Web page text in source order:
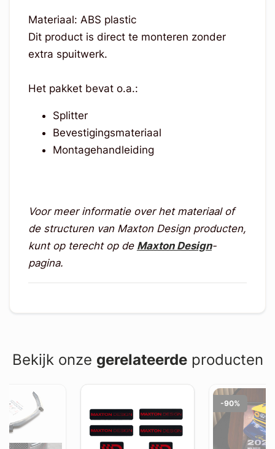
Materiaal: ABS plastic
Dit product is direct te monteren zonder
extra spuitwerk.
Het pakket bevat o.a.:
Splitter
Bevestigingsmateriaal
Montagehandleiding
Voor meer informatie over het materiaal of
de structuren van Maxton Design producten,
kunt op terecht op de Maxton Design-
pagina.
Bekijk onze gerelateerdeproducten
-90%